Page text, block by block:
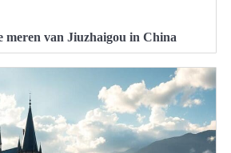
meren van Jiuzhaigou in China